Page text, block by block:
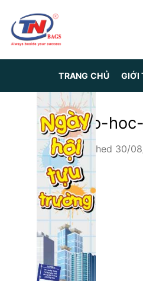
content
TRANG CHỦ GIỚI
balo-
Published 30/